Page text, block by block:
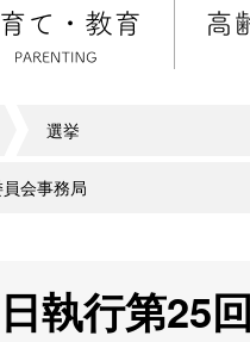
選挙
会事務局
執行第25